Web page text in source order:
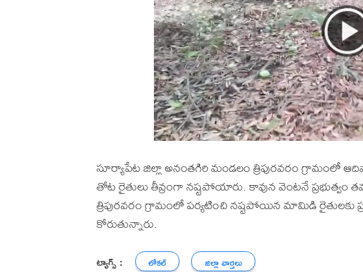
సూర్యాపేట జిల్లా అనంతగిరి మండలం త్రిపురవరం గ్రామంలో
తోట రైతులు తీవ్రంగా నష్టపోయారు. కావున వెంటనే ప్రభుత్వం
త్రిపురవరం గ్రామంలో పర్యటించి నష్టపోయిన మామిడి రైతులకు
కోరుతున్నారు.
ట్యాగ్స్ : లోకల్ జిల్లా వార్తలు